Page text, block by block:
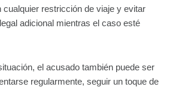
cualquier restricción de viaje y evitar
adicional mientras el caso esté
el acusado también puede ser
regularmente, seguir un toque de